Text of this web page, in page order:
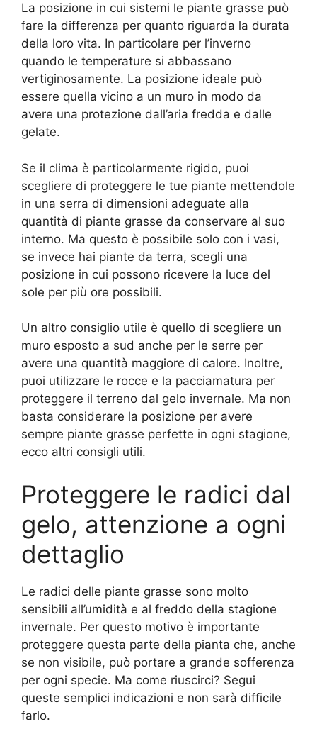
La posizione in cui sistemi le piante grasse può
fare la differenza per quanto riguarda la durata
della loro vita. In particolare per l’inverno
quando le temperature si abbassano
vertiginosamente. La posizione ideale può
essere quella vicino a un muro in modo da
avere una protezione dall’aria fredda e dalle
gelate.
Se il clima è particolarmente rigido, puoi
scegliere di proteggere le tue piante mettendole
in una serra di dimensioni adeguate alla
quantità di piante grasse da conservare al suo
interno. Ma questo è possibile solo con i vasi,
se invece hai piante da terra, scegli una
posizione in cui possono ricevere la luce del
sole per più ore possibili.
Un altro consiglio utile è quello di scegliere un
muro esposto a sud anche per le serre per
avere una quantità maggiore di calore. Inoltre,
puoi utilizzare le rocce e la pacciamatura per
proteggere il terreno dal gelo invernale. Ma non
basta considerare la posizione per avere
sempre piante grasse perfette in ogni stagione,
ecco altri consigli utili.
Proteggere le radici dal
gelo, attenzione a ogni
dettaglio
Le radici delle piante grasse sono molto
sensibili all’umidità e al freddo della stagione
invernale. Per questo motivo è importante
proteggere questa parte della pianta che, anche
se non visibile, può portare a grande sofferenza
per ogni specie. Ma come riuscirci? Segui
queste semplici indicazioni e non sarà difficile
farlo.